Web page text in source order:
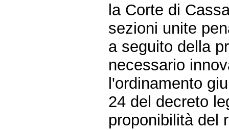
la Corte di
sezioni unite
a seguito della
necessario
l'ordinamento
24 del decreto
proponibilità del